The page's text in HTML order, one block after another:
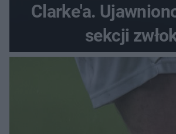
Clarke'a.
sekcji